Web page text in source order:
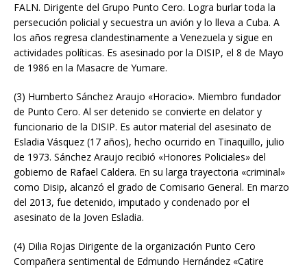
FALN. Dirigente del Grupo Punto Cero. Logra burlar toda la
persecución policial y secuestra un avión y lo lleva a Cuba. A
los años regresa clandestinamente a Venezuela y sigue en
actividades políticas. Es asesinado por la DISIP, el 8 de Mayo
de 1986 en la Masacre de Yumare.
(3) Humberto Sánchez Araujo «Horacio». Miembro fundador
de Punto Cero. Al ser detenido se convierte en delator y
funcionario de la DISIP. Es autor material del asesinato de
Esladia Vásquez (17 años), hecho ocurrido en Tinaquillo, julio
de 1973. Sánchez Araujo recibió «Honores Policiales» del
gobierno de Rafael Caldera. En su larga trayectoria «criminal»
como Disip, alcanzó el grado de Comisario General. En marzo
del 2013, fue detenido, imputado y condenado por el
asesinato de la Joven Esladia.
(4) Dilia Rojas Dirigente de la organización Punto Cero
Compañera sentimental de Edmundo Hernández «Catire